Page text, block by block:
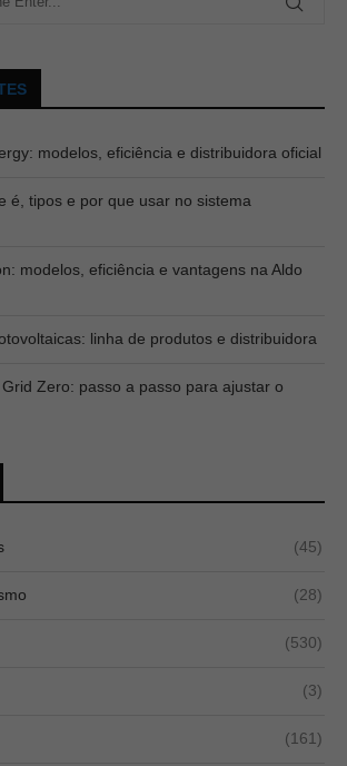
modelos, eficiência e distribuidora oficial
é, tipos e por que usar no sistema
modelos, eficiência e vantagens na Aldo
linha de produtos e distribuidora
Zero: passo a passo para ajustar o
(45)
(28)
(530)
(3)
(161)